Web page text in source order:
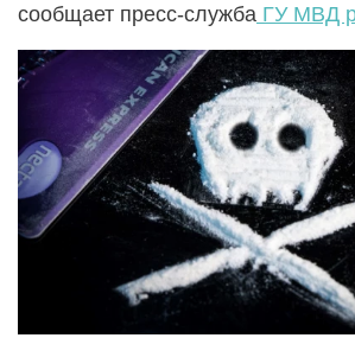
сообщает пресс-служба ГУ МВД